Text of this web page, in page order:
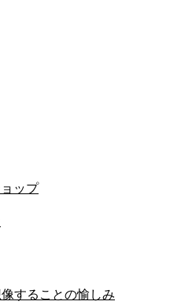
ップ
することの愉しみ